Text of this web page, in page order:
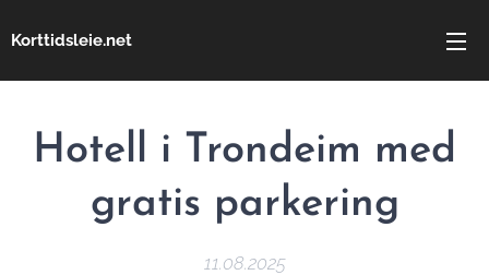
Korttidsleie.net
Hotell i Trondeim med
gratis parkering
11.08.2025